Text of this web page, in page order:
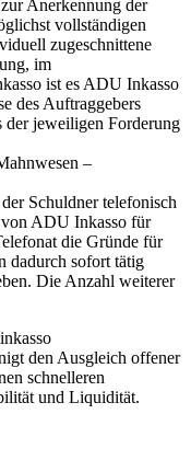
Anerkennung der
vollständigen
zugeschnittene
im
ist es ADU Inkasso
des Auftraggebers
der jeweiligen Forderung
–
Schuldner telefonisch
ADU Inkasso für
die Gründe für
dadurch sofort tätig
Die Anzahl weiterer
den Ausgleich offener
schnelleren
und Liquidität.